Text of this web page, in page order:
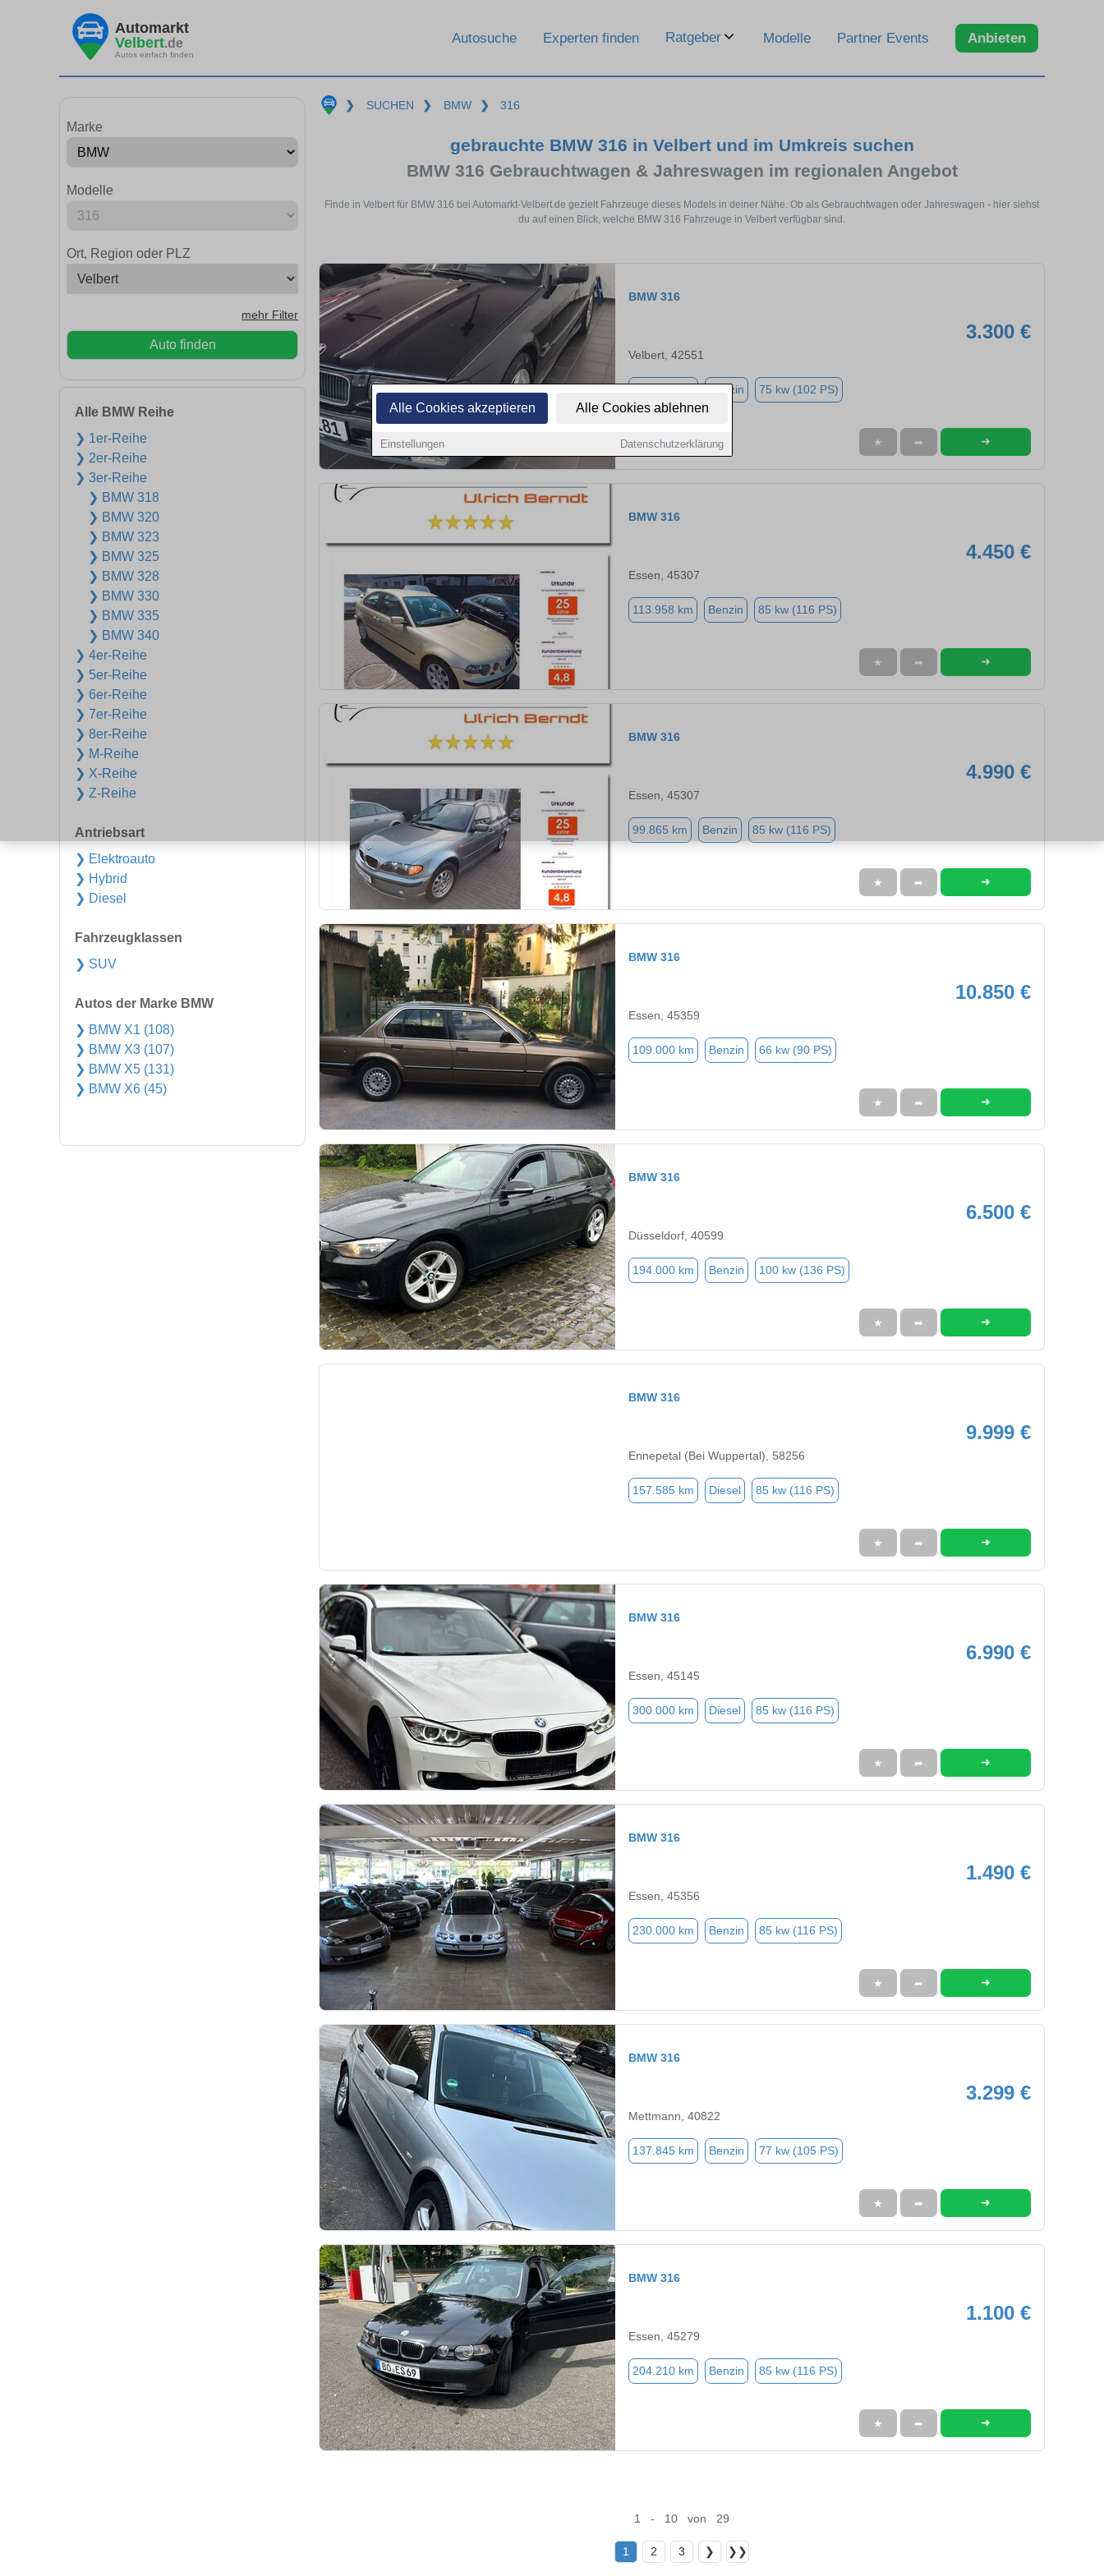
Alle Cookies akzeptieren Alle Cookies ablehnen
Einstellungen Datenschutzerklärung
Automarkt
Velbert.de
Autos einfach finden
Autosuche Experten finden Ratgeber Modelle Partner Events Anbieten
Marke
Modelle
Ort, Region oder PLZ
mehr Filter
Auto finden
Alle BMW Reihe
❯ 1er-Reihe
❯ 2er-Reihe
❯ 3er-Reihe
❯ BMW 318
❯ BMW 320
❯ BMW 323
❯ BMW 325
❯ BMW 328
❯ BMW 330
❯ BMW 335
❯ BMW 340
❯ 4er-Reihe
❯ 5er-Reihe
❯ 6er-Reihe
❯ 7er-Reihe
❯ 8er-Reihe
❯ M-Reihe
❯ X-Reihe
❯ Z-Reihe
Antriebsart
❯ Elektroauto
❯ Hybrid
❯ Diesel
Fahrzeugklassen
❯ SUV
Autos der Marke BMW
❯ BMW X1 (108)
❯ BMW X3 (107)
❯ BMW X5 (131)
❯ BMW X6 (45)
❯ SUCHEN ❯ BMW ❯ 316
gebrauchte BMW 316 in Velbert und im Umkreis suchen
BMW 316 Gebrauchtwagen & Jahreswagen im regionalen Angebot
Finde in Velbert für BMW 316 bei Automarkt-Velbert.de gezielt Fahrzeuge dieses Models in deiner Nähe. Ob als Gebrauchtwagen oder Jahreswagen - hier siehst
du auf einen Blick, welche BMW 316 Fahrzeuge in Velbert verfügbar sind.
BMW 316
3.300 €
Velbert, 42551
Benzin 75 kw (102 PS)
★ ➦ ➜
BMW 316
4.450 €
Essen, 45307
113.958 km Benzin 85 kw (116 PS)
★ ➦ ➜
BMW 316
4.990 €
Essen, 45307
99.865 km Benzin 85 kw (116 PS)
★ ➦ ➜
BMW 316
10.850 €
Essen, 45359
109.000 km Benzin 66 kw (90 PS)
★ ➦ ➜
BMW 316
6.500 €
Düsseldorf, 40599
194.000 km Benzin 100 kw (136 PS)
★ ➦ ➜
BMW 316
9.999 €
Ennepetal (Bei Wuppertal), 58256
157.585 km Diesel 85 kw (116 PS)
★ ➦ ➜
BMW 316
6.990 €
Essen, 45145
300.000 km Diesel 85 kw (116 PS)
★ ➦ ➜
BMW 316
1.490 €
Essen, 45356
230.000 km Benzin 85 kw (116 PS)
★ ➦ ➜
BMW 316
3.299 €
Mettmann, 40822
137.845 km Benzin 77 kw (105 PS)
★ ➦ ➜
BMW 316
1.100 €
Essen, 45279
204.210 km Benzin 85 kw (116 PS)
★ ➦ ➜
1 - 10 von 29
1 2 3 ❯ ❯❯